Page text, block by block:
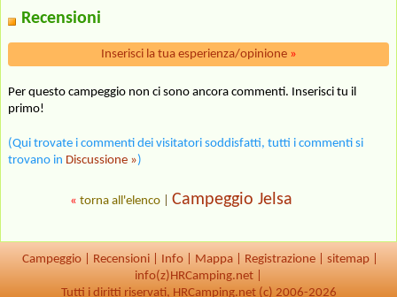
Recensioni
Inserisci la tua esperienza/opinione »
Per questo campeggio non ci sono ancora commenti. Inserisci tu il
primo!
(Qui trovate i commenti dei visitatori soddisfatti, tutti i commenti si
trovano in Discussione »)
« torna all'elenco Campeggio Jelsa
Campeggio Recensioni Info Mappa Registrazione sitemap
info(z)HRCamping.net |
Tutti i diritti riservati, HRCamping.net (c) 2006-2026